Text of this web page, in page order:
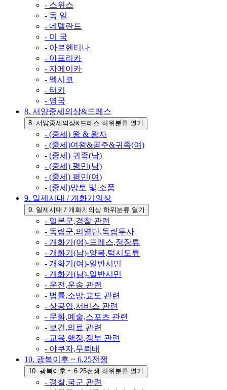
- 스위스
- 독 일
- 네델란드
- 미 국
- 아르헨티나
- 아프리카
- 자메이카
- 멕시코
- 터키
- 영국
8. 서양중세의상&드레스
8. 서양중세의상&드레스 하위분류 열기
- (중세) 왕 & 왕자
- (중세)여왕&공주&귀족(여)
- (중세) 귀족(남)
- (중세) 평민(남)
- (중세) 평민(여)
- (중세)망토 및 소품
9. 일제시대 / 개화기의상
9. 일제시대 / 개화기의상 하위분류 열기
- 일본군,경찰 관련
- 독립군,의열단,독립투사
- 개화기(여)-드레스,정장류
- 개화기(남)-양복,턱시도류
- 개화기(여)-일반시민
- 개화기(남)-일반시민
- 운전,운송 관련
- 법률,소방,교도 관련
- 상공업,서비스 관련
- 문화,예술,스포츠 관련
- 보건,의료 관련
- 교육,행정,정부 관련
- 야쿠자,무뢰배
10. 광복이후 ~ 6.25전쟁
10. 광복이후 ~ 6.25전쟁 하위분류 열기
- 경찰,국군 관련